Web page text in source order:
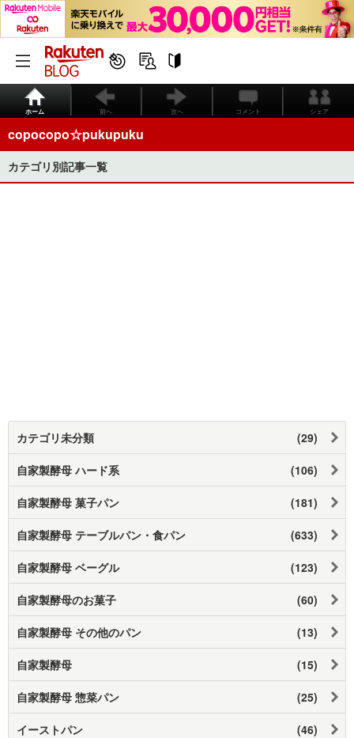
ホーム 前へ 次へ コメント シェア
copocopo☆pukupuku
カテゴリ別記事一覧
カテゴリ未分類 (29)
自家製酵母 ハード系 (106)
自家製酵母 菓子パン (181)
自家製酵母 テーブルパン・食パン (633)
自家製酵母 ベーグル (123)
自家製酵母のお菓子 (60)
自家製酵母 その他のパン (13)
自家製酵母 (15)
自家製酵母 惣菜パン (25)
イーストパン (46)